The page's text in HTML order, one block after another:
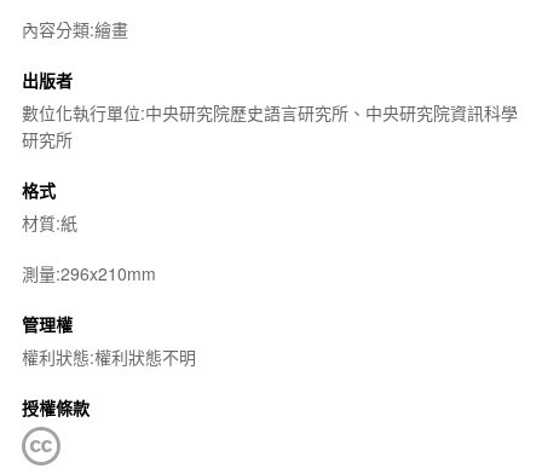
內容分類:繪畫
出版者
數位化執行單位:中央研究院歷史語言研究所、中央研究院資訊科學
研究所
格式
材質:紙
測量:296x210mm
管理權
權利狀態:權利狀態不明
授權條款